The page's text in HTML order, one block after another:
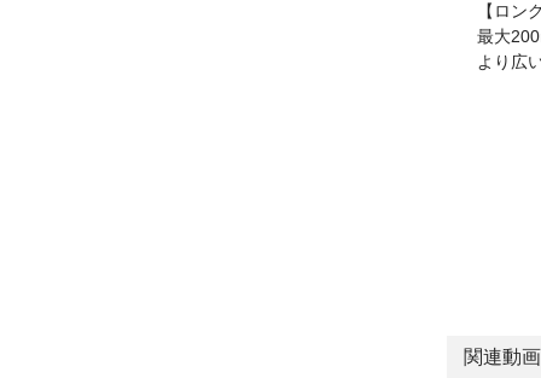
【ロン
最大
より広
関連動画